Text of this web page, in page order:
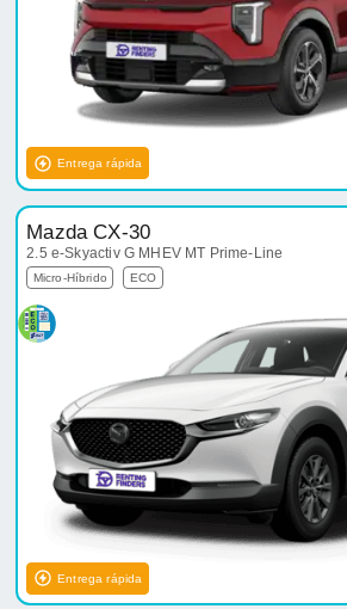
Entrega rápida
Mazda CX-30
2.5 e-Skyactiv G MHEV MT Prime-Line
Micro-Híbrido ECO
Entrega rápida